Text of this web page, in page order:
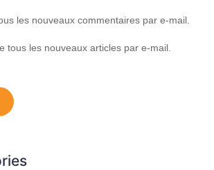
les nouveaux commentaires par e-mail.
tous les nouveaux articles par e-mail.